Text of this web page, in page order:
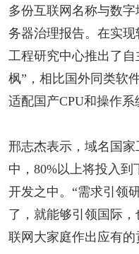
多份互联网名称与数
务器治理报告。在实
工程研究中心推出了
枫”，相比国外同类软
适配国产CPU和操作系
邢志杰表示，域名国
中，80%以上将投入
开发之中。“需求引领
了，就能够引领国际
联网大家庭作出应有的